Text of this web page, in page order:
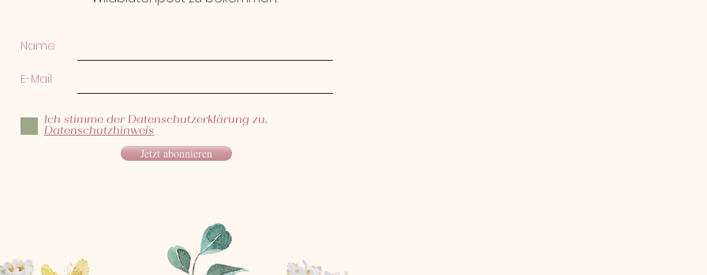
Name
E-Mail
Ich stimme der Datenschutzerklärung zu.
Datenschutzhinweis
Jetzt abonnieren